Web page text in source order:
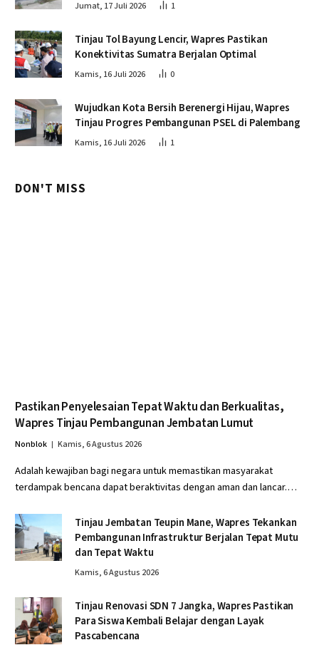
Jumat, 17 Juli 2026 1
Tinjau Tol Bayung Lencir, Wapres Pastikan
Konektivitas Sumatra Berjalan Optimal
Kamis, 16 Juli 2026 0
Wujudkan Kota Bersih Berenergi Hijau, Wapres
Tinjau Progres Pembangunan PSEL di Palembang
Kamis, 16 Juli 2026 1
DON'T MISS
Pastikan Penyelesaian Tepat Waktu dan Berkualitas,
Wapres Tinjau Pembangunan Jembatan Lumut
Nonblok Kamis, 6 Agustus 2026
Adalah kewajiban bagi negara untuk memastikan masyarakat
terdampak bencana dapat beraktivitas dengan aman dan lancar.…
Tinjau Jembatan Teupin Mane, Wapres Tekankan
Pembangunan Infrastruktur Berjalan Tepat Mutu
dan Tepat Waktu
Kamis, 6 Agustus 2026
Tinjau Renovasi SDN 7 Jangka, Wapres Pastikan
Para Siswa Kembali Belajar dengan Layak
Pascabencana